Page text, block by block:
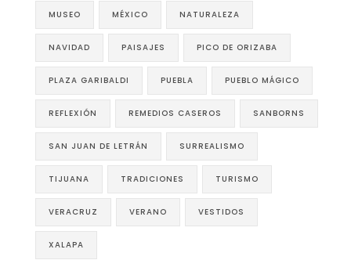
MUSEO MÉXICO NATURALEZA
NAVIDAD PAISAJES PICO DE ORIZABA
PLAZA GARIBALDI PUEBLA PUEBLO MÁGICO
REFLEXIÓN REMEDIOS CASEROS SANBORNS
SAN JUAN DE LETRÁN SURREALISMO
TIJUANA TRADICIONES TURISMO
VERACRUZ VERANO VESTIDOS
XALAPA